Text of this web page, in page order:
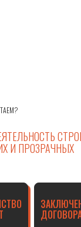
И ПРОЗРАЧНЫХ